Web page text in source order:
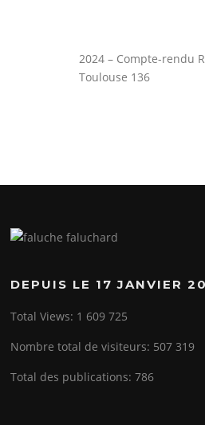
2024 – Compte-rendu
Toulouse 136
DEPUIS LE 17 JANVIER
Total Views: 1 609 725
Nombre total de visiteurs: 507 319
Total des publications:786